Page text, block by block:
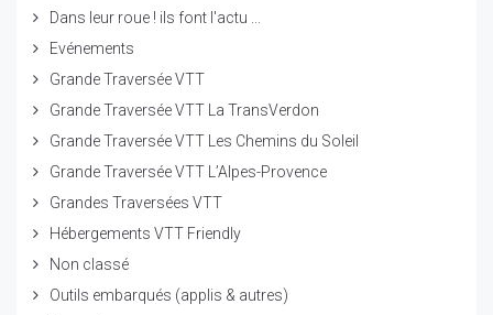
Dans leur roue ! ils font l'actu ...
Evénements
Grande Traversée VTT
Grande Traversée VTT La TransVerdon
Grande Traversée VTT Les Chemins du Soleil
Grande Traversée VTT L’Alpes-Provence
Grandes Traversées VTT
Hébergements VTT Friendly
Non classé
Outils embarqués (applis & autres)